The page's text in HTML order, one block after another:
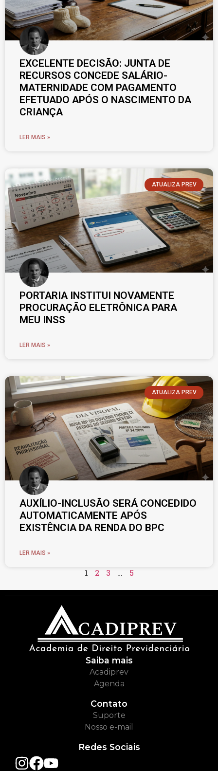
EXCELENTE DECISÃO: JUNTA DE
RECURSOS CONCEDE SALÁRIO-
MATERNIDADE COM PAGAMENTO
EFETUADO APÓS O NASCIMENTO DA
CRIANÇA
LER MAIS »
ATUALIZA PREV
PORTARIA INSTITUI NOVAMENTE
PROCURAÇÃO ELETRÔNICA PARA
MEU INSS
LER MAIS »
ATUALIZA PREV
AUXÍLIO-INCLUSÃO SERÁ CONCEDIDO
AUTOMATICAMENTE APÓS
EXISTÊNCIA DA RENDA DO BPC
LER MAIS »
1 2 3 … 5
Saiba mais
Acadiprev
Agenda
Contato
Suporte
Nosso e-mail
Redes Sociais